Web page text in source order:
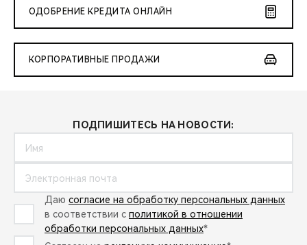
ОДОБРЕНИЕ КРЕДИТА ОНЛАЙН
КОРПОРАТИВНЫЕ ПРОДАЖИ
ПОДПИШИТЕСЬ НА НОВОСТИ:
Даю согласие на обработку персональных данных
в соответствии с политикой в отношении
обработки персональных данных*